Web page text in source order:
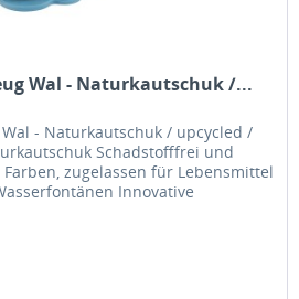
Wal - Naturkautschuk /...
Wal - Naturkautschuk / upcycled /
Schadstofffrei und
zugelassen für Lebensmittel
Innovative